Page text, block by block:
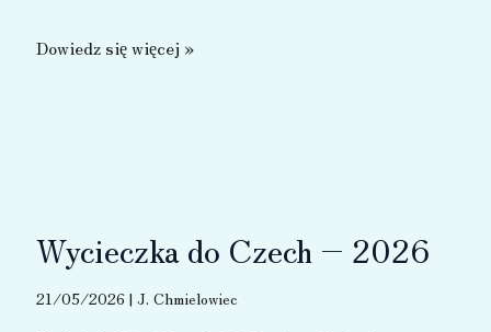
Wycieczka
Dowiedz się więcej »
Wycieczka do Czech – 2026
21/05/2026 | J. Chmielowiec